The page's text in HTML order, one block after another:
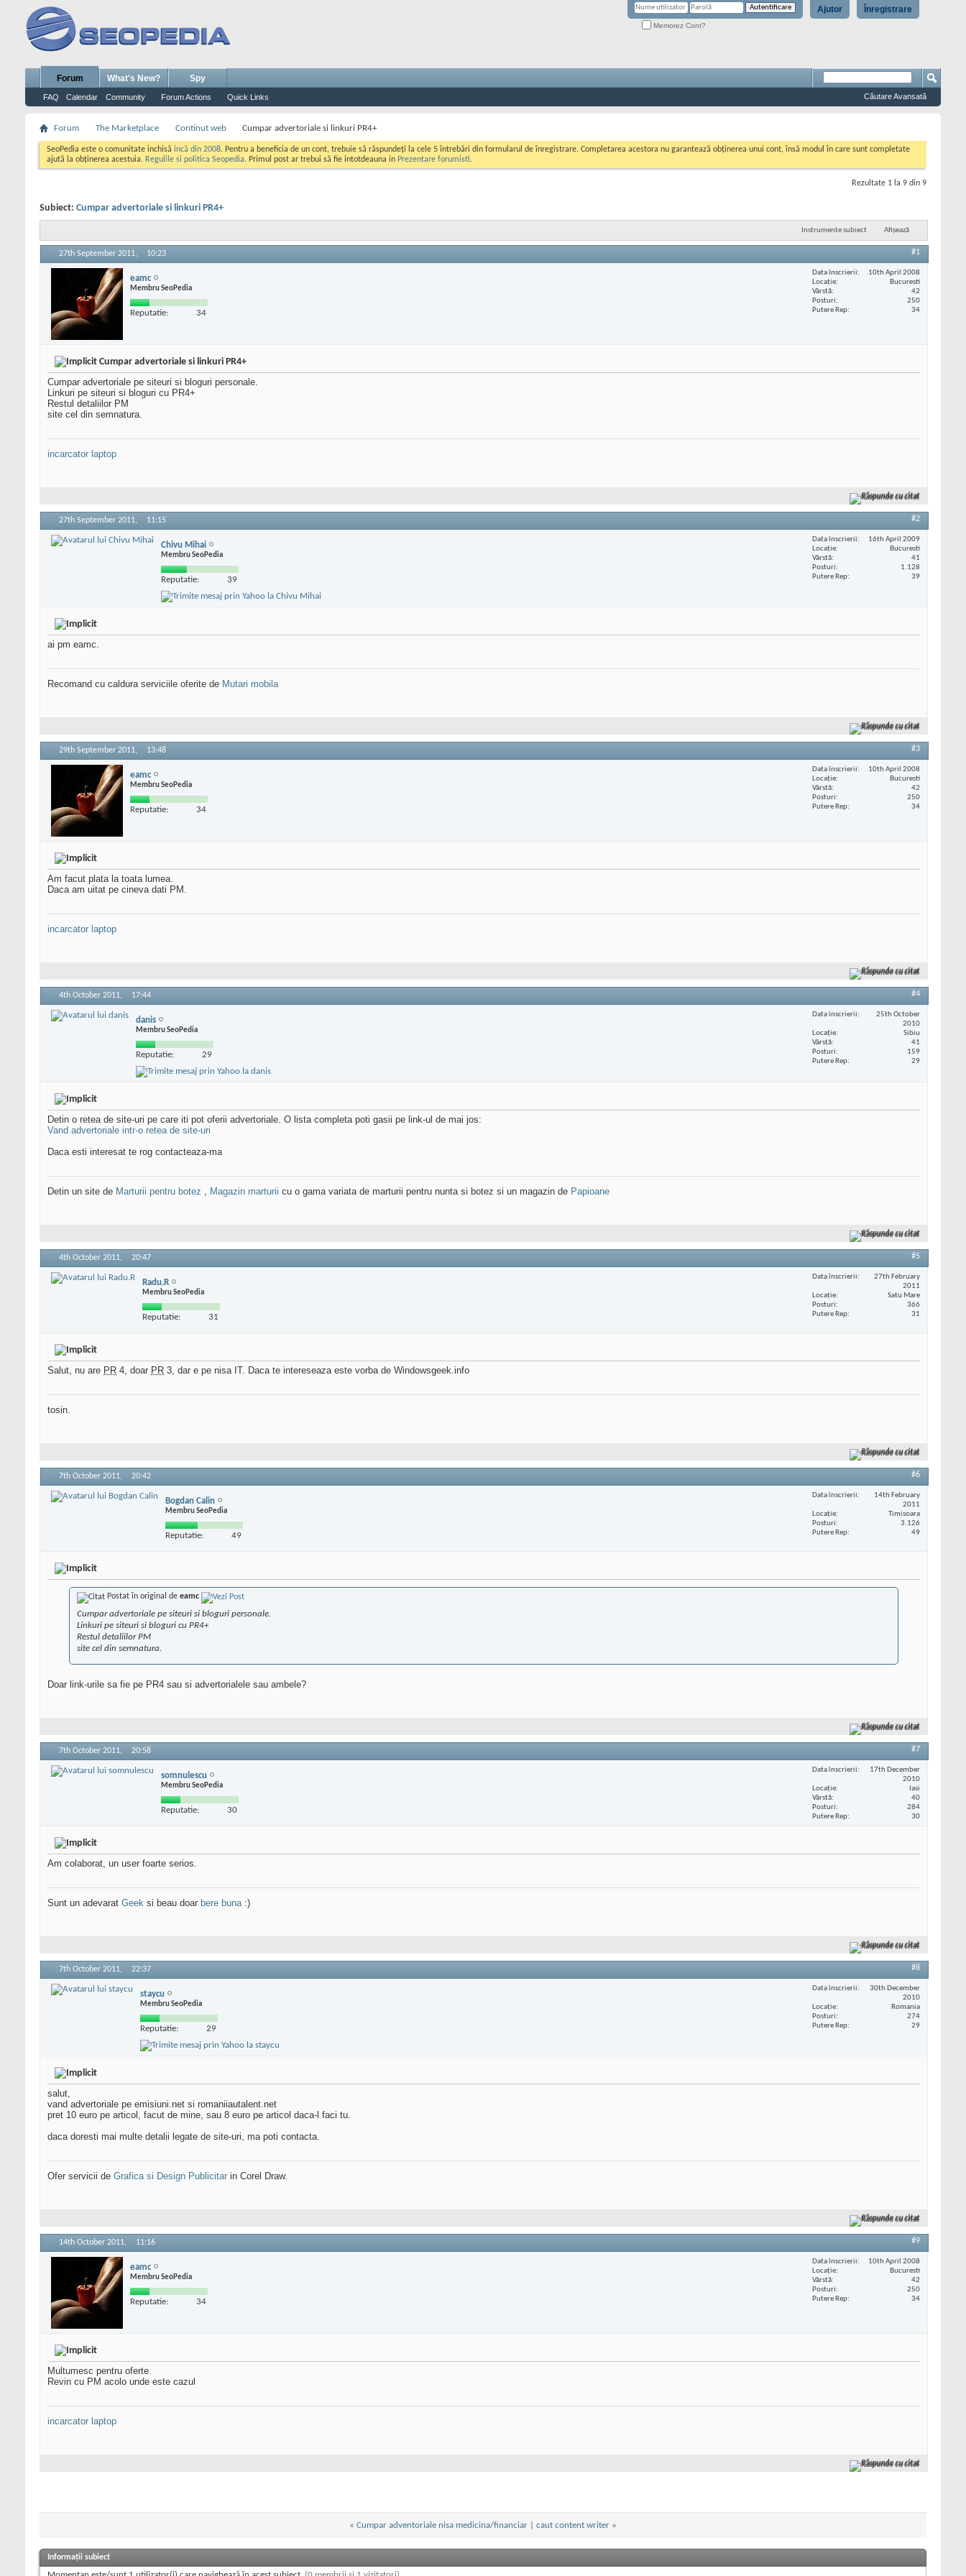
Înregistrare
Ajutor
Memorez Cont?
Forum
FAQ Calendar Community Forum Actions Quick Links
What's New? Spy
Căutare Avansată
Forum The Marketplace Continut web Cumpar advertoriale si linkuri PR4+
SeoPedia este o comunitate inchisă incă din 2008. Pentru a beneficia de un cont, trebuie să răspundeți la cele 5 întrebări din formularul de înregistrare. Completarea acestora nu garantează obținerea unui cont, însă modul în care sunt completate
ajută la obținerea acestuia. Regulile si politica Seopedia. Primul post ar trebui să fie intotdeauna in Prezentare forumisti.
Rezultate 1 la 9 din 9
Subiect: Cumpar advertoriale si linkuri PR4+
Instrumente subiect Afișează
27th September 2011, 10:23 #1
eamc
Membru SeoPedia
Reputatie: 34
Data înscrierii
10th April 2008
Locaţie
Bucuresti
Vârstă
42
Posturi
250
Putere Rep
34
Cumpar advertoriale si linkuri PR4+
Cumpar advertoriale pe siteuri si bloguri personale.
Linkuri pe siteuri si bloguri cu PR4+
Restul detaliilor PM
site cel din semnatura.
incarcator laptop
Răspunde cu citat
27th September 2011, 11:15 #2
Chivu Mihai
Membru SeoPedia
Reputatie: 39
Data înscrierii
16th April 2009
Locaţie
Bucuresti
Vârstă
41
Posturi
1.128
Putere Rep
39
ai pm eamc.
Recomand cu caldura serviciile oferite de Mutari mobila
Răspunde cu citat
29th September 2011, 13:48 #3
eamc
Membru SeoPedia
Reputatie: 34
Data înscrierii
10th April 2008
Locaţie
Bucuresti
Vârstă
42
Posturi
250
Putere Rep
34
Am facut plata la toata lumea.
Daca am uitat pe cineva dati PM.
incarcator laptop
Răspunde cu citat
4th October 2011, 17:44 #4
danis
Membru SeoPedia
Reputatie: 29
Data înscrierii
25th October
2010
Locaţie
Sibiu
Vârstă
41
Posturi
159
Putere Rep
29
Detin o retea de site-uri pe care iti pot oferii advertoriale. O lista completa poti gasii pe link-ul de mai jos:
Vand advertoriale intr-o retea de site-uri
Daca esti interesat te rog contacteaza-ma
Detin un site de Marturii pentru botez , Magazin marturii cu o gama variata de marturii pentru nunta si botez si un magazin de Papioane
Răspunde cu citat
4th October 2011, 20:47 #5
Radu.R
Membru SeoPedia
Reputatie: 31
Data înscrierii
27th February
2011
Locaţie
Satu Mare
Posturi
366
Putere Rep
31
Salut, nu are PR 4, doar PR 3, dar e pe nisa IT. Daca te intereseaza este vorba de Windowsgeek.info
tosin.
Răspunde cu citat
7th October 2011, 20:42 #6
Bogdan Calin
Membru SeoPedia
Reputatie: 49
Data înscrierii
14th February
2011
Locaţie
Timisoara
Posturi
3.126
Putere Rep
49
Postat în original de eamc
Cumpar advertoriale pe siteuri si bloguri personale.
Linkuri pe siteuri si bloguri cu PR4+
Restul detaliilor PM
site cel din semnatura.
Doar link-urile sa fie pe PR4 sau si advertorialele sau ambele?
Răspunde cu citat
7th October 2011, 20:58 #7
somnulescu
Membru SeoPedia
Reputatie: 30
Data înscrierii
17th December
2010
Locaţie
Iasi
Vârstă
40
Posturi
284
Putere Rep
30
Am colaborat, un user foarte serios.
Sunt un adevarat Geek si beau doar bere buna:)
Răspunde cu citat
7th October 2011, 22:37 #8
staycu
Membru SeoPedia
Reputatie: 29
Data înscrierii
30th December
2010
Locaţie
Romania
Posturi
274
Putere Rep
29
salut,
vand advertoriale pe emisiuni.net si romaniiautalent.net
pret 10 euro pe articol, facut de mine, sau 8 euro pe articol daca-l faci tu.
daca doresti mai multe detalii legate de site-uri, ma poti contacta.
Ofer servicii de Grafica si Design Publicitar in Corel Draw.
Răspunde cu citat
14th October 2011, 11:16 #9
eamc
Membru SeoPedia
Reputatie: 34
Data înscrierii
10th April 2008
Locaţie
Bucuresti
Vârstă
42
Posturi
250
Putere Rep
34
Multumesc pentru oferte.
Revin cu PM acolo unde este cazul
incarcator laptop
Răspunde cu citat
« Cumpar adventoriale nisa medicina/financiar caut content writer »
Informații subiect